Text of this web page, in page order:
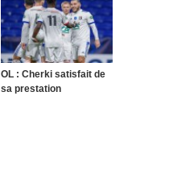
OL : Cherki satisfait de
sa prestation